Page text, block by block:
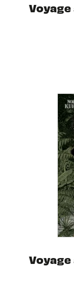
Voyage
Voyage